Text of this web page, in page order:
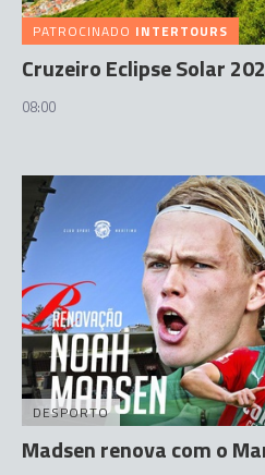
PATROCINADO INTERTOURS
Cruzeiro Eclipse Solar
08:00
DESPORTO
Madsen renova com o